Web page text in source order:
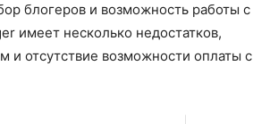
блогеров и возможность работы с
имеет несколько недостатков,
и отсутствие возможности оплаты с